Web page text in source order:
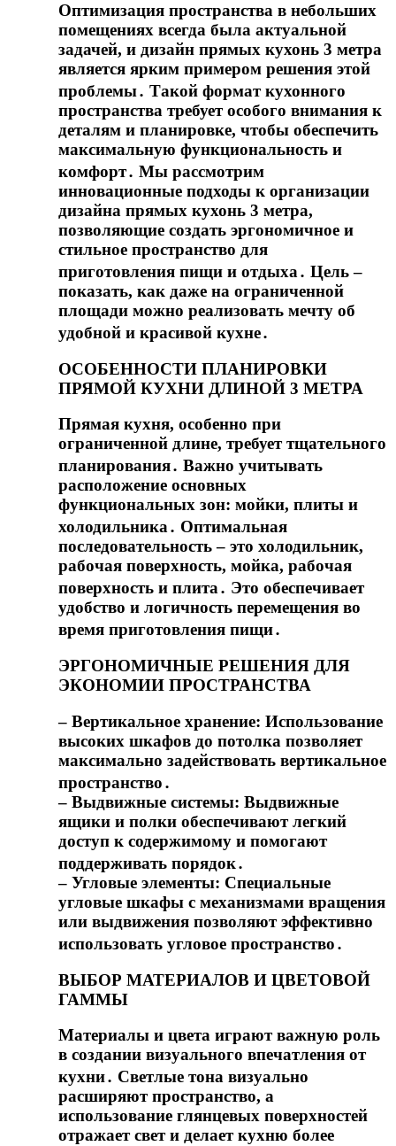
Оптимизация пространства в небольших
помещениях всегда была актуальной
задачей, и дизайн прямых кухонь 3 метра
является ярким примером решения этой
проблемы․ Такой формат кухонного
пространства требует особого внимания к
деталям и планировке, чтобы обеспечить
максимальную функциональность и
комфорт․ Мы рассмотрим
инновационные подходы к организации
дизайна прямых кухонь 3 метра,
позволяющие создать эргономичное и
стильное пространство для
приготовления пищи и отдыха․ Цель –
показать, как даже на ограниченной
площади можно реализовать мечту об
удобной и красивой кухне․
ОСОБЕННОСТИ ПЛАНИРОВКИ
ПРЯМОЙ КУХНИ ДЛИНОЙ 3 МЕТРА
Прямая кухня, особенно при
ограниченной длине, требует тщательного
планирования․ Важно учитывать
расположение основных
функциональных зон: мойки, плиты и
холодильника․ Оптимальная
последовательность – это холодильник,
рабочая поверхность, мойка, рабочая
поверхность и плита․ Это обеспечивает
удобство и логичность перемещения во
время приготовления пищи․
ЭРГОНОМИЧНЫЕ РЕШЕНИЯ ДЛЯ
ЭКОНОМИИ ПРОСТРАНСТВА
– Вертикальное хранение: Использование
высоких шкафов до потолка позволяет
максимально задействовать вертикальное
пространство․
– Выдвижные системы: Выдвижные
ящики и полки обеспечивают легкий
доступ к содержимому и помогают
поддерживать порядок․
– Угловые элементы: Специальные
угловые шкафы с механизмами вращения
или выдвижения позволяют эффективно
использовать угловое пространство․
ВЫБОР МАТЕРИАЛОВ И ЦВЕТОВОЙ
ГАММЫ
Материалы и цвета играют важную роль
в создании визуального впечатления от
кухни․ Светлые тона визуально
расширяют пространство, а
использование глянцевых поверхностей
отражает свет и делает кухню более